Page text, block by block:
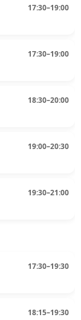
17:30–19:00
17:30–19:00
18:30–20:00
19:00–20:30
19:30–21:00
17:30–19:30
18:15–19:30